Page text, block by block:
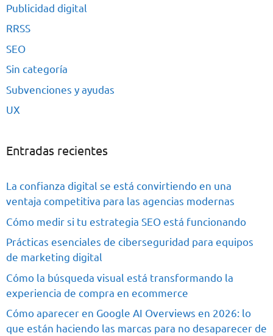
Publicidad digital
RRSS
SEO
Sin categoría
Subvenciones y ayudas
UX
Entradas recientes
La confianza digital se está convirtiendo en una
ventaja competitiva para las agencias modernas
Cómo medir si tu estrategia SEO está funcionando
Prácticas esenciales de ciberseguridad para equipos
de marketing digital
Cómo la búsqueda visual está transformando la
experiencia de compra en ecommerce
Cómo aparecer en Google AI Overviews en 2026: lo
que están haciendo las marcas para no desaparecer de